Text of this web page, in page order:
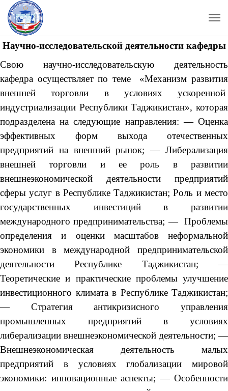
Научно-исследовательской деятельности кафедры
Свою научно-исследовательскую деятельность
кафедра осуществляет по теме «Механизм развития
внешней торговли в условиях ускоренной
индустриализации Республики Таджикистан», которая
подразделена на следующие направления: — Оценка
эффективных форм выхода отечественных
предприятий на внешний рынок; — Либерализация
внешней торговли и ее роль в развитии
внешнеэкономической деятельности предприятий
сферы услуг в Республике Таджикистан; Роль и место
государственных инвестиций в развитии
международного предпринимательства; — Проблемы
определения и оценки масштабов неформальной
экономики в международной предпринимательской
деятельности Республике Таджикистан; —
Теоретические и практические проблемы улучшение
инвестиционного климата в Республике Таджикистан;
— Стратегия антикризисного управления
промышленных предприятий в условиях
либерализации внешнеэкономической деятельности; —
Внешнеэкономическая деятельность малых
предприятий в условиях глобализации мировой
экономики: инновационные аспекты; — Особенности